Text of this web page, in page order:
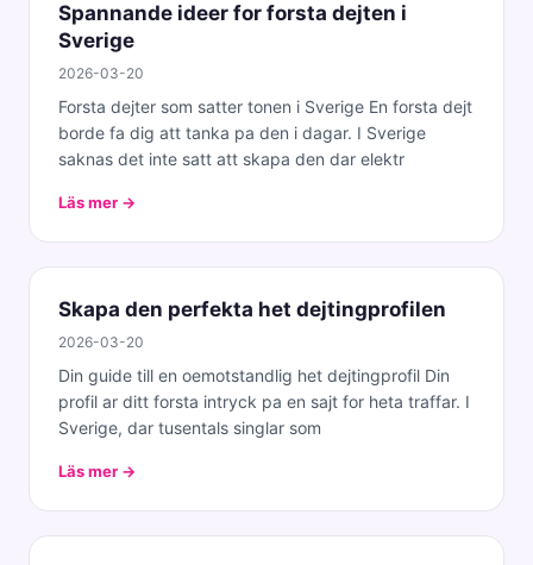
Spannande ideer for forsta dejten i
Sverige
2026-03-20
Forsta dejter som satter tonen i Sverige En forsta dejt
borde fa dig att tanka pa den i dagar. I Sverige
saknas det inte satt att skapa den dar elektr
Läs mer →
Skapa den perfekta het dejtingprofilen
2026-03-20
Din guide till en oemotstandlig het dejtingprofil Din
profil ar ditt forsta intryck pa en sajt for heta traffar. I
Sverige, dar tusentals singlar som
Läs mer →